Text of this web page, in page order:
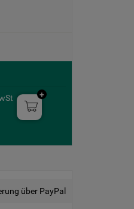
über PayPal